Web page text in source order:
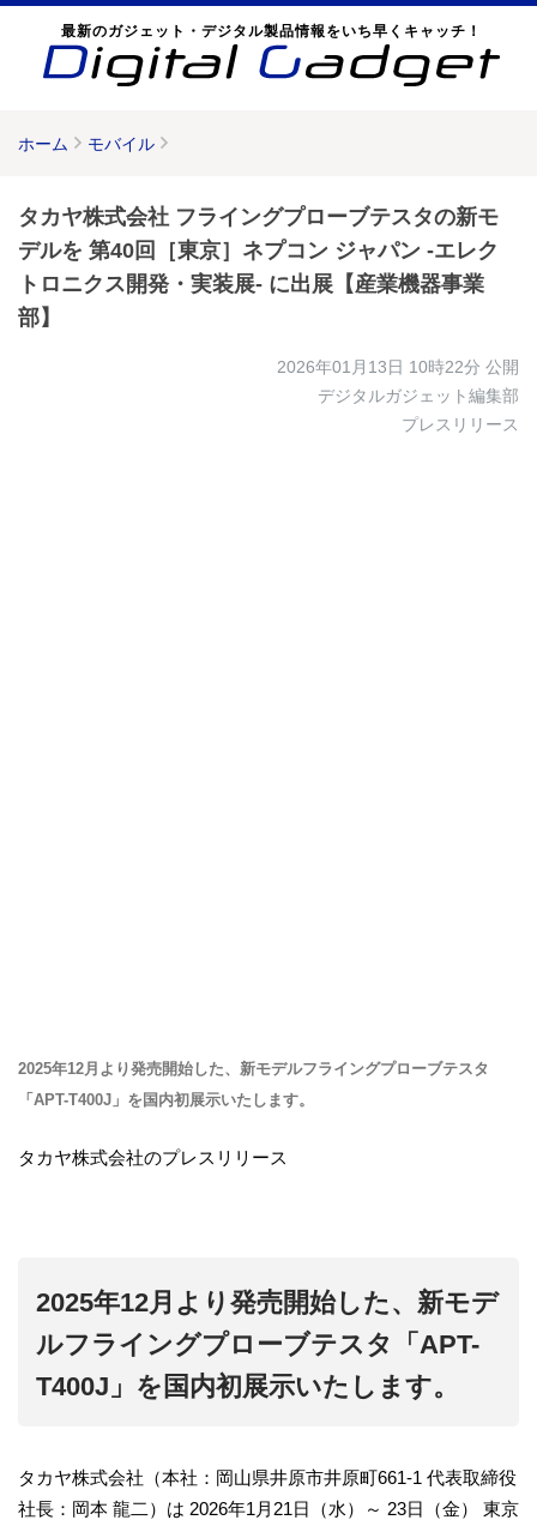
最新のガジェット・デジタル製品情報をいち早くキャッチ！
ホーム モバイル
タカヤ株式会社 フライングプローブテスタの新モ
デルを 第40回［東京］ネプコン ジャパン -エレク
トロニクス開発・実装展- に出展【産業機器事業
部】
2026年01月13日 10時22分 公開
デジタルガジェット編集部
プレスリリース
2025年12月より発売開始した、新モデルフライングプローブテスタ
「APT-T400J」を国内初展示いたします。
タカヤ株式会社のプレスリリース
2025年12月より発売開始した、新モデ
ルフライングプローブテスタ「APT-
T400J」を国内初展示いたします。
タカヤ株式会社（本社：岡山県井原市井原町661-1 代表取締役
社長：岡本 龍二）は 2026年1月21日（水）～ 23日（金） 東京